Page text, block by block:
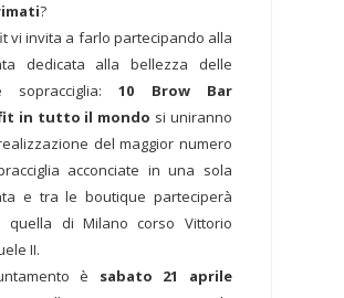
?
vi invita a farlo partecipando alla
dedicata alla bellezza delle
sopracciglia:10 Brow Bar
in tutto il mondo si uniranno
del maggior numero
acconciate in una sola
e tra le boutique parteciperà
quella di Milano corso Vittorio
II.
è sabato 21 aprile